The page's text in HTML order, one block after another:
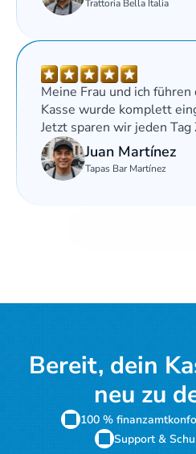
Trattoria Bella Italia
Meine Frau und ich
Kasse wurde komplett
Jetzt sparen wir jeden Tag
Juan Martínez
Tapas Bar Martínez
Bereit, dein
neu zu
100 %
Support &